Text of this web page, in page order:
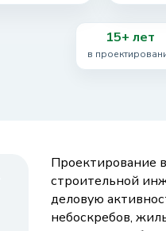
15+ лет
в
Проектирование
строительной
деловую
небоскребов,